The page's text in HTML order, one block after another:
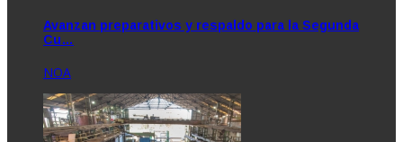
Avanzan preparativos y respaldo para la Segunda
Cu…
NOA